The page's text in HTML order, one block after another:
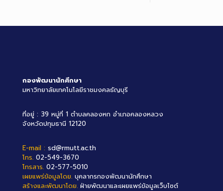
กองพัฒนานักศึกษา
มหาวิทยาลัยเทคโนโลยีราชมงคลธัญบุรี
ที่อยู่ : 39 หมู่ที่ 1 ตำบลคลองหก อำเภอคลองหลวง
จังหวัดปทุมธานี 12120
E-mail : sd@rmutt.ac.th
โทร. 02-549-3670
โทรสาร. 02-577-5010
เผยแพร่ข้อมูลโดย. บุคลากรกองพัฒนานักศึกษา
สร้างและพัฒนาโดย. ฝ่ายพัฒนาและเผยแพร่ข้อมูลเว็บไซต์